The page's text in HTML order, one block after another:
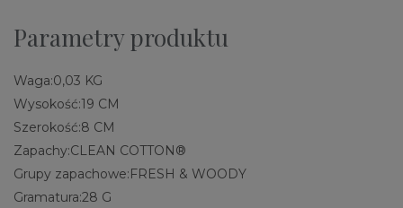
Parametry produktu
Waga:0,03 KG
Wysokość:19 CM
Szerokość:8 CM
Zapachy:CLEAN COTTON®
Grupy zapachowe:FRESH & WOODY
Gramatura:28 G